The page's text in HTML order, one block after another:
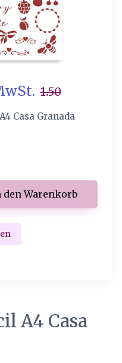
1.50
Casa Granada
den Warenkorb
A4 Casa